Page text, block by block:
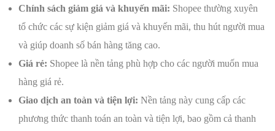
Chính sách giảm giá và khuyến mãi: Shopee thường xuyên
tổ chức các sự kiện giảm giá và khuyến mãi, thu hút người mua
và giúp doanh số bán hàng tăng cao.
Giá rẻ: Shopee là nền tảng phù hợp cho các người muốn mua
hàng giá rẻ.
Giao dịch an toàn và tiện lợi: Nền tảng này cung cấp các
phương thức thanh toán an toàn và tiện lợi, bao gồm cả thanh